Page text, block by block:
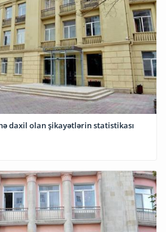
daxil olan şikayətlərin statistikası